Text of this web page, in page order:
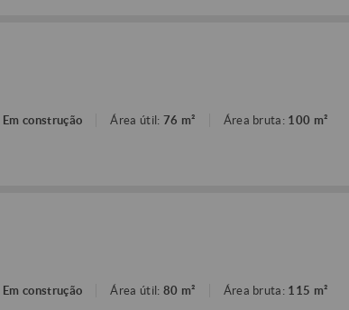
Em construção Área útil: 76 m² Área bruta: 100 m²
Em construção Área útil: 80 m² Área bruta: 115 m²